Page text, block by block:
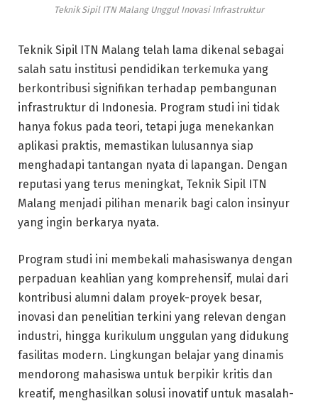
Teknik Sipil ITN Malang Unggul Inovasi Infrastruktur
Teknik Sipil ITN Malang telah lama dikenal sebagai
salah satu institusi pendidikan terkemuka yang
berkontribusi signifikan terhadap pembangunan
infrastruktur di Indonesia. Program studi ini tidak
hanya fokus pada teori, tetapi juga menekankan
aplikasi praktis, memastikan lulusannya siap
menghadapi tantangan nyata di lapangan. Dengan
reputasi yang terus meningkat, Teknik Sipil ITN
Malang menjadi pilihan menarik bagi calon insinyur
yang ingin berkarya nyata.
Program studi ini membekali mahasiswanya dengan
perpaduan keahlian yang komprehensif, mulai dari
kontribusi alumni dalam proyek-proyek besar,
inovasi dan penelitian terkini yang relevan dengan
industri, hingga kurikulum unggulan yang didukung
fasilitas modern. Lingkungan belajar yang dinamis
mendorong mahasiswa untuk berpikir kritis dan
kreatif, menghasilkan solusi inovatif untuk masalah-